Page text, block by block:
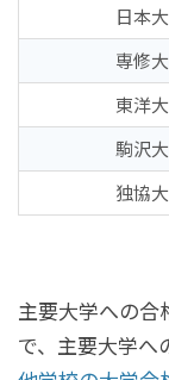
日本大
専修大
東洋大
駒沢大
独協大
主要大学への合
で、主要大学へ